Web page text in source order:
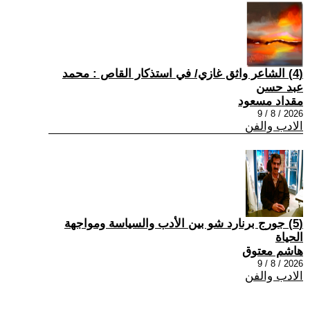
(4) الشاعر واثق غازي/ في استذكار القاص : محمد
عبد حسن
مقداد مسعود
2026 / 8 / 9
الادب والفن
(5) جورج برنارد شو بين الأدب والسياسة ومواجهة
الحياة
هاشم معتوق
2026 / 8 / 9
الادب والفن